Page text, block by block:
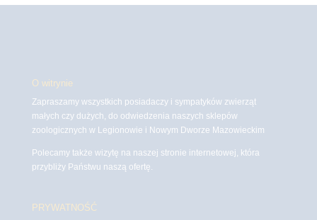
O witrynie
Zapraszamy wszystkich posiadaczy i sympatyków zwierząt
małych czy dużych, do odwiedzenia naszych sklepów
zoologicznych w Legionowie i Nowym Dworze Mazowieckim
Polecamy także wizytę na naszej stronie internetowej, która
przybliży Państwu naszą ofertę.
PRYWATNOŚĆ